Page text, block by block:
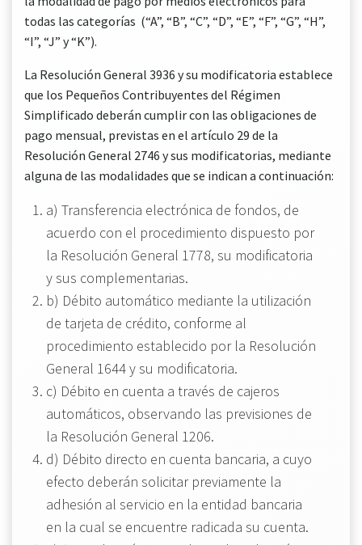
todas las categorías (“A”, “B”, “C”, “D”, “E”, “F”, “G”, “H”,
“I”, “J” y “K”).
La Resolución General 3936 y su modificatoria establece
que los Pequeños Contribuyentes del Régimen
Simplificado deberán cumplir con las obligaciones de
pago mensual, previstas en el artículo 29 de la
Resolución General 2746 y sus modificatorias, mediante
alguna de las modalidades que se indican a continuación:
a) Transferencia electrónica de fondos, de
acuerdo con el procedimiento dispuesto por
la Resolución General 1778, su modificatoria
y sus complementarias.
b) Débito automático mediante la utilización
de tarjeta de crédito, conforme al
procedimiento establecido por la Resolución
General 1644 y su modificatoria.
c) Débito en cuenta a través de cajeros
automáticos, observando las previsiones de
la Resolución General 1206.
d) Débito directo en cuenta bancaria, a cuyo
efecto deberán solicitar previamente la
adhesión al servicio en la entidad bancaria
en la cual se encuentre radicada su cuenta.